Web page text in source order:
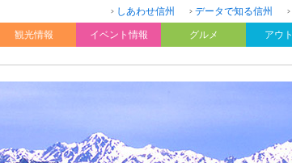
しあわせ信州 データで知る信州
観光情報 イベント情報 グルメ アウ